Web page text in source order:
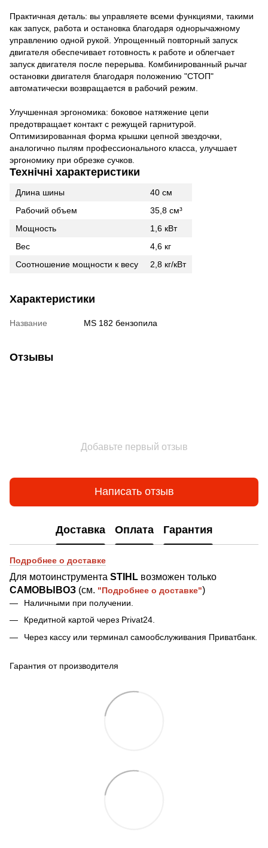
Практичная деталь: вы управляете всеми функциями, такими
как запуск, работа и остановка благодаря однорычажному
управлению одной рукой. Упрощенный повторный запуск
двигателя обеспечивает готовность к работе и облегчает
запуск двигателя после перерыва. Комбинированный рычаг
остановки двигателя благодаря положению "СТОП"
автоматически возвращается в рабочий режим.
Улучшенная эргономика: боковое натяжение цепи
предотвращает контакт с режущей гарнитурой.
Оптимизированная форма крышки цепной звездочки,
аналогично пылям профессионального класса, улучшает
эргономику при обрезке сучков.
Технічні характеристики
Длина шины
40 см
Рабочий объем
35,8 см³
Мощность
1,6 кВт
Вес
4,6 кг
Соотношение мощности к весу
2,8 кг/кВт
Характеристики
Название MS 182 бензопила
Отзывы
Добавьте первый отзыв
Написать отзыв
Доставка Оплата Гарантия
Подробнее о доставке
Для мотоинструмента STIHL возможен только
САМОВЫВОЗ (см. "Подробнее о доставке")
Наличными при получении.
Кредитной картой через Privat24.
Через кассу или терминал самообслуживания Приватбанк.
Гарантия от производителя